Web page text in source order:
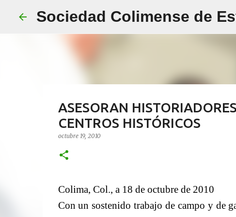
Sociedad Colimense de
ASESORAN
CENTROS HISTÓRICOS
octubre 19, 2010
Colima, Col., a 18 de octubre de 2010
Con un sostenido trabajo de campo y de